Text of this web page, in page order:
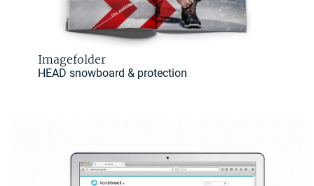
Imagefolder
HEAD snowboard & protection